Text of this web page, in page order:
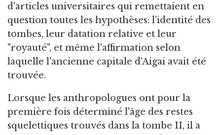
d'articles universitaires qui remettaient en
question toutes les hypothèses: l'identité des
tombes, leur datation relative et leur
"royauté", et même l'affirmation selon
laquelle l'ancienne capitale d'Aigai avait été
trouvée.
Lorsque les anthropologues ont pour la
première fois déterminé l'âge des restes
squelettiques trouvés dans la tombe II, il a